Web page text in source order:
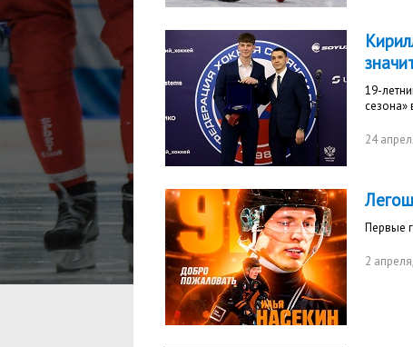
19-
24
Первые
2 апреля